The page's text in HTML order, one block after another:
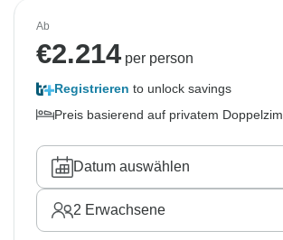
Ab
€2.214 per person
Registrieren to unlock savings
Preis basierend auf privatem
Datum auswählen
2 Erwachsene